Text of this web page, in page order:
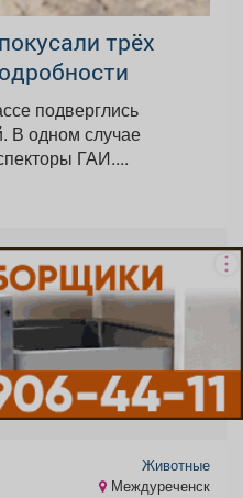
трёх
подверглись
В одном случае
ГАИ....
Животные
Междуреченск